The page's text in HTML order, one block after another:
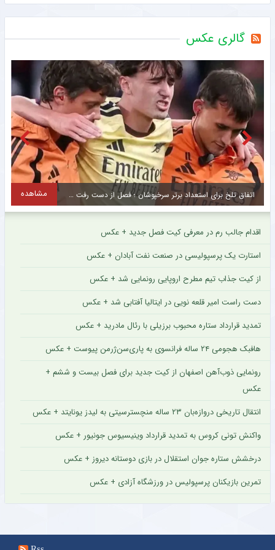
گالری عکس
سرگیجه مهدی تارتار از این اتفاق جالب در پرسپولیس + عکس مشاهده
اقدام جالب رم در معرفی کیت فصل جدید + عکس
استارت یک پرسپولیسی در صنعت نفت آبادان + عکس
از کیت جذاب تیم مطرح اروپایی رونمایی شد + عکس
دست راست امیر قلعه نویی در ایتالیا آفتابی شد + عکس
تمدید قرارداد ستاره محبوب برزیلی با رئال مادرید + عکس
هافبک هجومی ۲۴ ساله فرانسوی به پاری‌سن‌ژرمن پیوست + عکس
رونمایی ذوب‌آهن اصفهان از کیت جدید برای فصل بیست و ششم +
عکس
انتقال تاریخی دروازه‌بان ۲۳ ساله منچسترسیتی به لیدز یونایتد + عکس
واکنش تونی کروس به تمدید قرارداد وینیسیوس جونیور + عکس
درخشش ستاره جوان استقلال در بازی دوستانه دیروز + عکس
تمرین بازیکنان پرسپولیس در ورزشگاه آزادی + عکس